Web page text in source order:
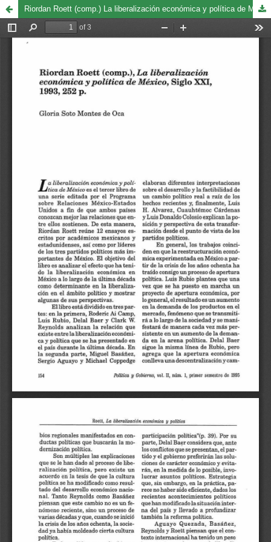
Riordan Roett (comp.) La liberalización económica y política de México, siglo XXI, 1993, 252 p.